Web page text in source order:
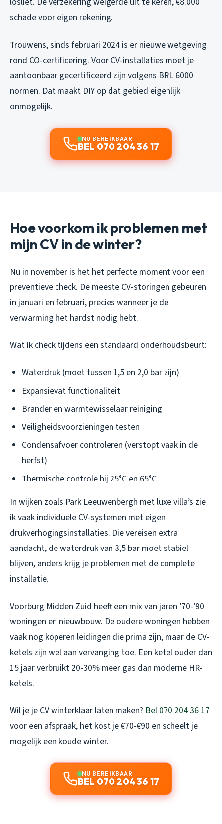
schade voor eigen rekening.
Trouwens, sinds februari 2024 is er nieuwe wetgeving
rond CO-certificering. Voor CV-installaties moet je
aantoonbaar gecertificeerd zijn volgens BRL 6000
normen. Dat maakt DIY op dat gebied eigenlijk
onmogelijk.
NU BEREIKBAAR
BEL 070 204 36 17
Hoe voorkom ik problemen met
mijn CV in de winter?
Nu in november is het het perfecte moment voor een
preventieve check. De meeste CV-storingen gebeuren
in januari en februari, precies wanneer je de
verwarming het hardst nodig hebt.
Wat ik check tijdens een standaard onderhoudsbeurt:
Waterdruk (moet tussen 1,5 en 2,0 bar zijn)
Expansievat functionaliteit
Brander en warmtewisselaar reiniging
Veiligheidsvoorzieningen testen
Condensafvoer controleren (verstopt vaak in de
herfst)
Thermische controle bij 25°C en 65°C
In wijken zoals Park Leeuwenbergh met luxe villa’s zie
ik vaak individuele CV-systemen met eigen
drukverhogingsinstallaties. Die vereisen extra
aandacht, de waterdruk van 3,5 bar moet stabiel
blijven, anders krijg je problemen met de complete
installatie.
Voorburg Midden Zuid heeft een mix van jaren ’70-’90
woningen en nieuwbouw. De oudere woningen hebben
vaak nog koperen leidingen die prima zijn, maar de CV-
ketels zijn wel aan vervanging toe. Een ketel ouder dan
15 jaar verbruikt 20-30% meer gas dan moderne HR-
ketels.
Wil je je CV winterklaar laten maken? Bel 070 204 36 17
voor een afspraak, het kost je €70-€90 en scheelt je
mogelijk een koude winter.
NU BEREIKBAAR
BEL 070 204 36 17